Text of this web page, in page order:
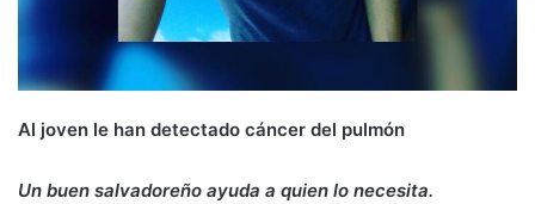
Al joven le han detectado cáncer del pulmón
Un buen salvadoreño ayuda a quien lo necesita.